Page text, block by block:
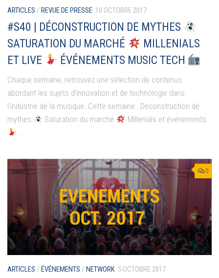
ARTICLES / REVUE DE PRESSE 10 OCTOBRE 2017
#S40 | DÉCONSTRUCTION DE MYTHES
SATURATION DU MARCHÉ
MILLENIALS
ET LIVE
ÉVÉNEMENTS MUSIC TECH
Chaque semaine, retrouvez une sélection de contenus
abordant les sujets d’innovation et de technologie dans
l’industrie de la musique. Cette semaine : Déconstruction de
mythes
Saturation du marché
Millenials et événements
...
0
ARTICLES / ÉVÉNEMENTS / NETWORK 5 OCTOBRE 2017